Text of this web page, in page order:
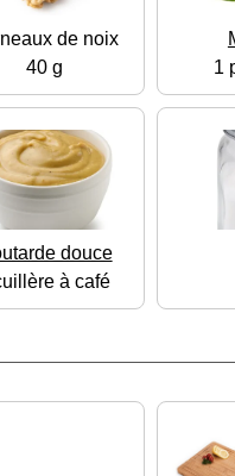
de noix
40 g
1
douce
à café